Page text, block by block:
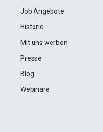
Job Angebote
Historie
Mit uns werben
Presse
Blog
Webinare